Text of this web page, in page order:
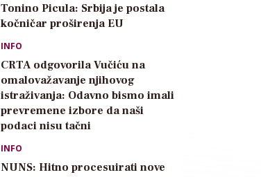
Tonino Picula: Srbija je postala
kočničar proširenja EU
INFO
CRTA odgovorila Vučiću na
omalovažavanje njihovog
istraživanja: Odavno bismo imali
prevremene izbore da naši
podaci nisu tačni
INFO
NUNS: Hitno procesuirati nove